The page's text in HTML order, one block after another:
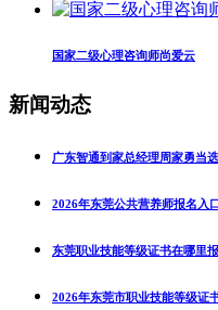
国家二级心理咨询师尚爱云
新闻动态
广东智通到家总经理周家勇当
2026年东莞公共营养师报名入
东莞职业技能等级证书在哪里
2026年东莞市职业技能等级证